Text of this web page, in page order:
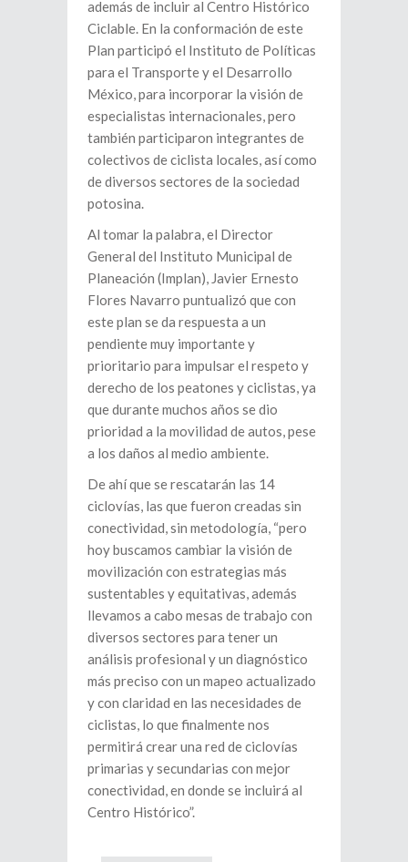
además de incluir al Centro Histórico
Ciclable. En la conformación de este
Plan participó el Instituto de Políticas
para el Transporte y el Desarrollo
México, para incorporar la visión de
especialistas internacionales, pero
también participaron integrantes de
colectivos de ciclista locales, así como
de diversos sectores de la sociedad
potosina.
Al tomar la palabra, el Director
General del Instituto Municipal de
Planeación (Implan), Javier Ernesto
Flores Navarro puntualizó que con
este plan se da respuesta a un
pendiente muy importante y
prioritario para impulsar el respeto y
derecho de los peatones y ciclistas, ya
que durante muchos años se dio
prioridad a la movilidad de autos, pese
a los daños al medio ambiente.
De ahí que se rescatarán las 14
ciclovías, las que fueron creadas sin
conectividad, sin metodología, “pero
hoy buscamos cambiar la visión de
movilización con estrategias más
sustentables y equitativas, además
llevamos a cabo mesas de trabajo con
diversos sectores para tener un
análisis profesional y un diagnóstico
más preciso con un mapeo actualizado
y con claridad en las necesidades de
ciclistas, lo que finalmente nos
permitirá crear una red de ciclovías
primarias y secundarias con mejor
conectividad, en donde se incluirá al
Centro Histórico”.